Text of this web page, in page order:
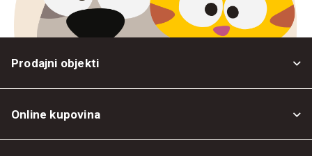
Prodajni objekti
Online kupovina